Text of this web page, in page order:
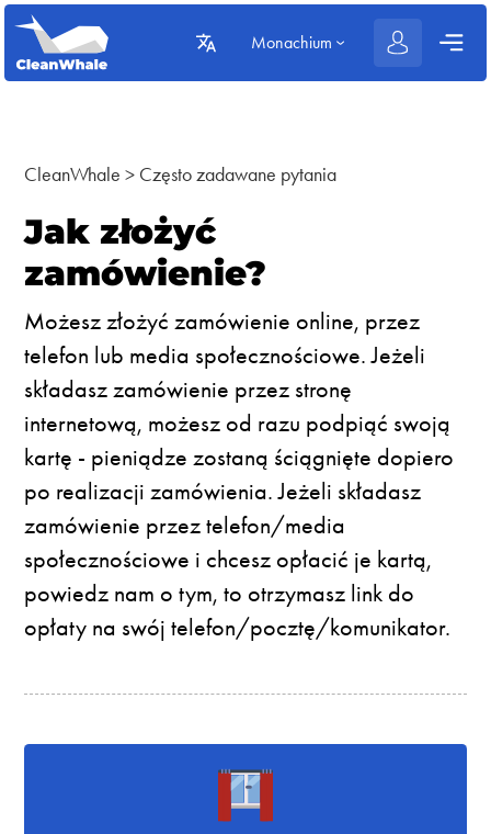
Monachium
CleanWhale > Często zadawane pytania
Jak złożyć
zamówienie?
Możesz złożyć zamówienie online, przez
telefon lub media społecznościowe. Jeżeli
składasz zamówienie przez stronę
internetową, możesz od razu podpiąć swoją
kartę - pieniądze zostaną ściągnięte dopiero
po realizacji zamówienia. Jeżeli składasz
zamówienie przez telefon/media
społecznościowe i chcesz opłacić je kartą,
powiedz nam o tym, to otrzymasz link do
opłaty na swój telefon/pocztę/komunikator.